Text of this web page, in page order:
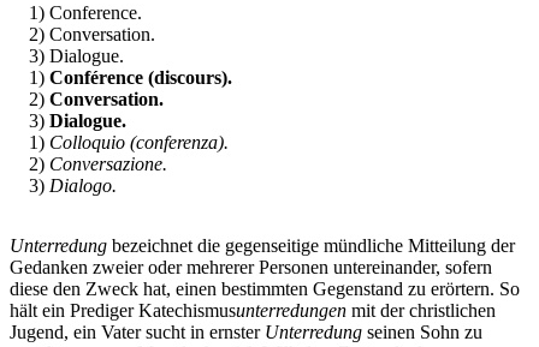
1) Conference.
2) Conversation.
3) Dialogue.
1) Conférence (discours).
2) Conversation.
3) Dialogue.
1) Colloquio (conferenza).
2) Conversazione.
3) Dialogo.
Unterredung bezeichnet die gegenseitige mündliche Mitteilung der
Gedanken zweier oder mehrerer Personen untereinander, sofern
diese den Zweck hat, einen bestimmten Gegenstand zu erörtern. So
hält ein Prediger Katechismusunterredungen mit der christlichen
Jugend, ein Vater sucht in ernster Unterredung seinen Sohn zu